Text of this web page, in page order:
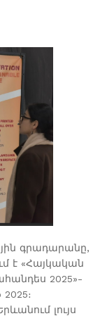
գրադարանը,
է «Հայկական
2025»-
լույս